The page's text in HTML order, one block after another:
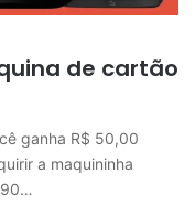
de cartão
ganha R$ 50,00
a maquininha